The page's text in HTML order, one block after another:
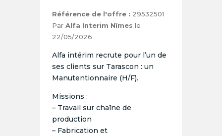
Référence de l'offre : 29532501
Par Alfa Interim Nîmes le
22/05/2026
Alfa intérim recrute pour l’un de
ses clients sur Tarascon : un
Manutentionnaire (H/F).
Missions :
– Travail sur chaîne de
production
– Fabrication et